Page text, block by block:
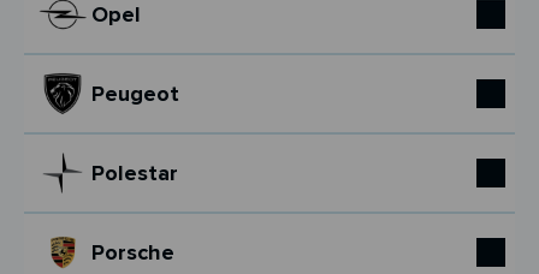
Opel
Peugeot
Polestar
Porsche